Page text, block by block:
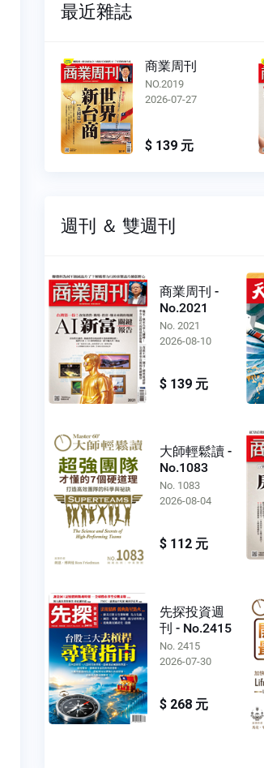
最近雜誌
商業周刊
NO.2018
2026-07-20
$ 139 元
週刊 ＆ 雙週刊
商業周刊 -
No.2021
No. 2021
2026-08-10
$ 139 元
大師輕鬆讀 -
No.1083
No. 1083
2026-08-04
$ 112 元
先探投資週
刊 - No.2415
No. 2415
2026-07-30
$ 268 元